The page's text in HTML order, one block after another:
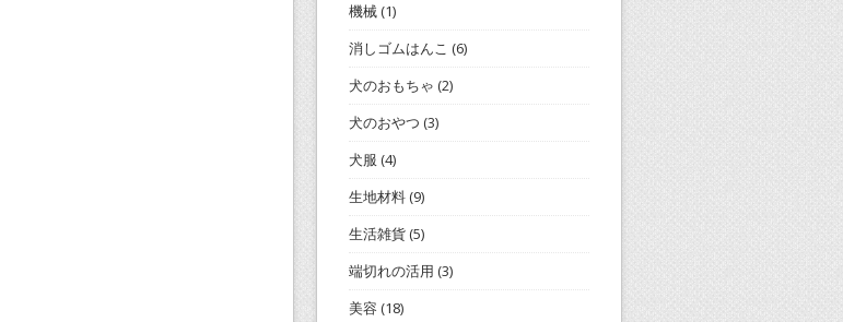
機械(1)
消しゴムはんこ (6)
犬のおもちゃ (2)
犬のおやつ (3)
犬服 (4)
生地材料(9)
生活雑貨(5)
端切れの活用 (3)
美容 (18)